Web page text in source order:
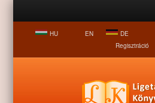
HU EN DE
Regisztráció